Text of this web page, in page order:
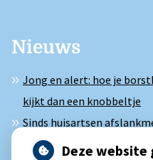
Nieuws
Jong en alert: hoe je
kijkt dan een knobbeltje
Sinds huisartsen
neemt gebruik toe
Deze